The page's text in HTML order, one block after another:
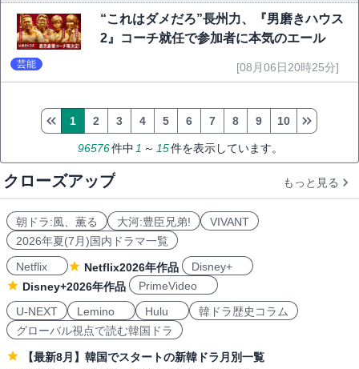
“これはダメだろ”長州力、『男磨きハウス
2』コーチ就任で参加者に本気のエール
芸能 [08月06日20時25分]
96576件中 1 ～ 15件を表示しています。
1 2 3 4 5 6 7 8 9 10
クローズアップ もっと見る
朝ドラ:風、薫る 大河:豊臣兄弟!
VIVANT
2026年夏(7月)国内ドラマ一覧
Netflix
Netflix2026年作品
Disney+
Disney+2026年作品
PrimeVideo
U-NEXT
Lemino Hulu
韓ドラ歴史コラム
グローバル視点で読む韓国ドラ
【最新8月】韓国でスタートの新韓ドラ月別一覧